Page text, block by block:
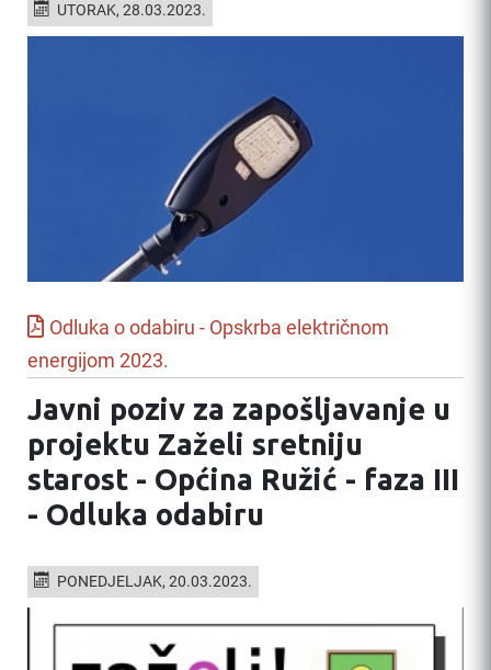
UTORAK, 28.03.2023.
Odluka o odabiru - Opskrba električnom
energijom 2023.
Javni poziv za zapošljavanje u
projektu Zaželi sretniju
starost - Općina Ružić - faza III
- Odluka odabiru
PONEDJELJAK, 20.03.2023.